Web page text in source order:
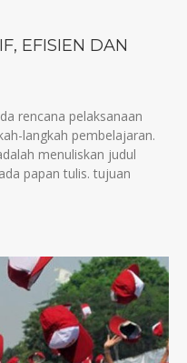
EFISIEN DAN
rencana pelaksanaan
langkah pembelajaran.
menuliskan judul
papan tulis. tujuan